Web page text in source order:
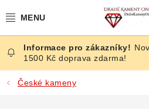
na
ČESKÉ KAMENY
ŠPERKY
1500 Kč doprava zdarma!
České kameny